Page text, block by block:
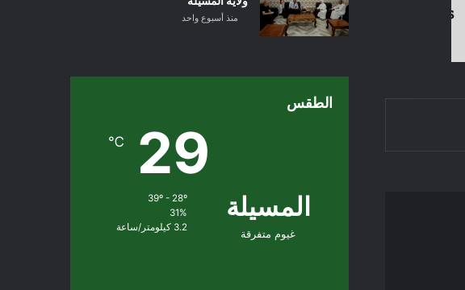
منذ أسبوع واحد
الطقس
المسيلة
غيوم متفرقة
29
℃
39º - 28º
31%
3.2 كيلومتر/ساعة